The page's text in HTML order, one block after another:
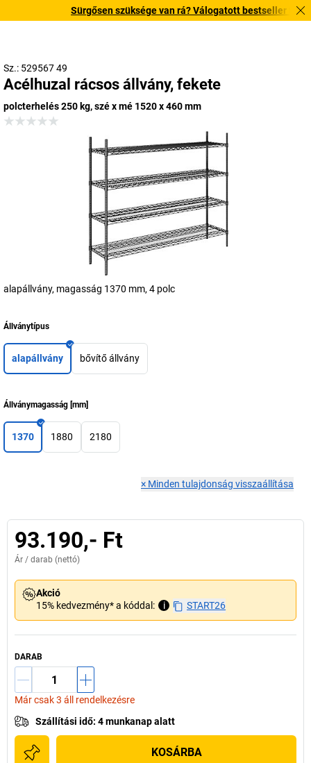
Sürgősen szüksége van rá? Válogatott bestseller
Sz.: 529567 49
Acélhuzal rácsos állvány, fekete
polcterhelés 250 kg, szé x mé 1520 x 460 mm
alapállvány, magasság 1370 mm, 4 polc
Állványtípus
alapállvány bővítő állvány
Állványmagasság [mm]
1370 1880 2180
× Minden tulajdonság visszaállítása
93.190,- Ft
Ár / darab (nettó)
Akció
15% kedvezmény* a kóddal:
i START26
DARAB
Már csak 3 áll rendelkezésre
Szállítási idő: 4 munkanap alatt
KOSÁRBA